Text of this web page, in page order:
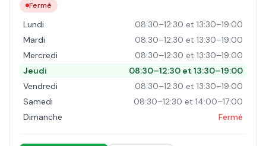
Fermé
Lundi
08:30–12:30 et 13:30–19:00
Mardi
08:30–12:30 et 13:30–19:00
Mercredi
08:30–12:30 et 13:30–19:00
Jeudi
08:30–12:30 et 13:30–19:00
Vendredi
08:30–12:30 et 13:30–19:00
Samedi
08:30–12:30 et 14:00–17:00
Dimanche
Fermé